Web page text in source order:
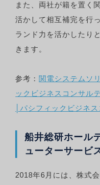
また、両社が籍を置く
活かして相互補完を行
ランド力を活かしたり
きます。
参考： 関電システムソ
ックビジネスコンサル
│パシフィックビジネ
船井総研ホール
ューターサービ
2018年6月には、株式